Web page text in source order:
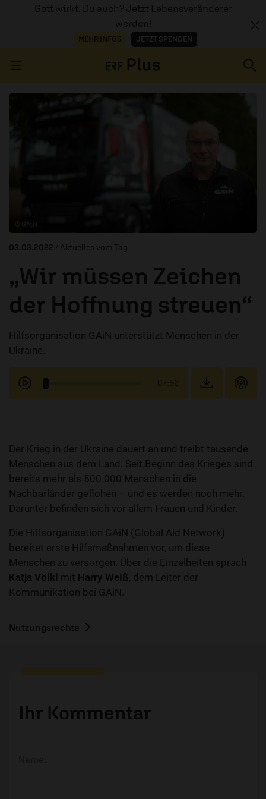
Gott wirkt. Du auch? Jetzt Lebensveränderer
werden!
MEHR INFOS JETZT SPENDEN
03.03.2022 / Aktuelles vom Tag
„Wir müssen Zeichen
der Hoffnung streuen“
Hilfsorganisation GAiN unterstützt Menschen in der
Ukraine.
07:52
Der Krieg in der Ukraine dauert an und treibt tausende
Menschen aus dem Land. Seit Beginn des Krieges sind
bereits mehr als 500.000 Menschen in die
Nachbarländer geflohen – und es werden noch mehr.
Darunter befinden sich vor allem Frauen und Kinder.
Die Hilfsorganisation GAiN (Global Aid Network)
bereitet erste Hilfsmaßnahmen vor, um diese
Menschen zu versorgen. Über die Einzelheiten sprach
Katja Völkl mit Harry Weiß, dem Leiter der
Kommunikation bei GAiN.
Nutzungsrechte
Ihr Kommentar